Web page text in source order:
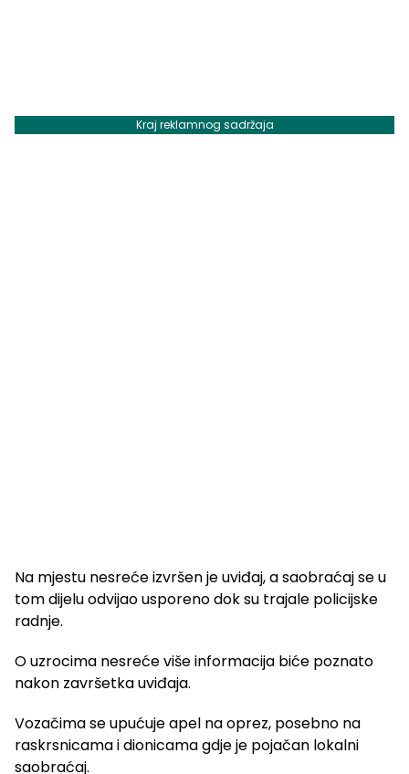
Kraj reklamnog sadržaja
Na mjestu nesreće izvršen je uviđaj, a saobraćaj se u
tom dijelu odvijao usporeno dok su trajale policijske
radnje.
O uzrocima nesreće više informacija biće poznato
nakon završetka uviđaja.
Vozačima se upućuje apel na oprez, posebno na
raskrsnicama i dionicama gdje je pojačan lokalni
saobraćaj.